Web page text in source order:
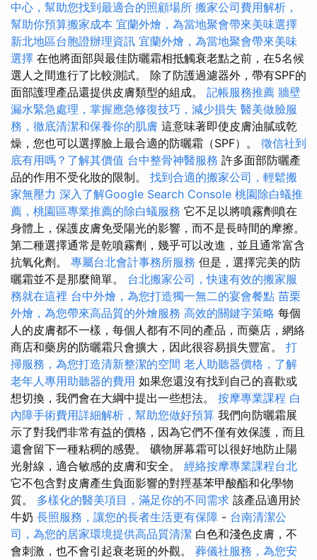
中心，幫助您找到最適合的照顧場所 搬家公司費用解析，
幫助你預算搬家成本 宜蘭外燴，為當地聚會帶來美味選擇
新北地區台胞證辦理資訊 宜蘭外燴，為當地聚會帶來美味
選擇 在他將面部與最佳防曬霜相抵觸衰老點之前，在5名候
選人之間進行了比較測試。 除了防護過濾器外，帶有SPF的
面部護理產品還提供皮膚類型的組成。 記帳服務推薦 牆壁
漏水緊急處理，掌握應急修復技巧，減少損失 醫美做臉服
務，徹底清潔和保養你的肌膚 這意味著即使皮膚油膩或乾
燥，您也可以選擇臉上最合適的防曬霜（SPF）。 徵信社到
底有用嗎？了解其價值 台中整骨神醫服務 許多面部防曬產
品的作用不受化妝的限制。 找到合適的搬家公司，輕鬆搬
家無壓力 深入了解Google Search Console 桃園除白蟻推
薦，桃園區專業推薦的除白蟻服務 它不足以將噴霧劑噴在
身體上，保護皮膚免受陽光的影響，而不是長時間的摩擦。
第二種選擇通常是乾噴霧劑，幾乎可以改進，並且通常富含
抗氧化劑。 專屬台北會計事務所服務 但是，選擇完美的防
曬霜並不是那麼簡單。 台北搬家公司，快速有效的搬家服
務就在這裡 台中外燴，為您打造獨一無二的宴會餐點 苗栗
外燴，為您帶來高品質的外燴服務 高效的關鍵字策略 每個
人的皮膚都不一樣，每個人都有不同的產品，而藥店，網絡
商店和藥房的防曬霜只會擴大，因此很容易損失豐富。 打
掃服務，為您打造清新整潔的空間 老人助聽器價格，了解
老年人專用助聽器的費用 如果您還沒有找到自己的喜歡或
想切換，我們會在大綱中提出一些想法。 按摩專業課程 白
內障手術費用詳細解析，幫助您做好預算 我們向防曬霜展
示了對我們非常有益的價格，因為它們不僅有效保護，而且
還會留下一種粘稠的感覺。 礦物屏幕霜可以很好地防止陽
光射線，適合敏感的皮膚和安全。 經絡按摩專業課程台北
它不包含對皮膚產生負面影響的對羥基苯甲酸酯和化學物
質。 多樣化的醫美項目，滿足你的不同需求 該產品適用於
牛奶 長照服務，讓您的長者生活更有保障 - 台南清潔公
司，為您的居家環境提供高品質清潔 白色和淺色皮膚，不
會刺激，也不會引起衰老斑的外觀。 葬儀社服務，為您安